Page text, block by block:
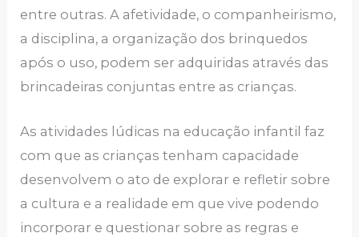
entre outras. A afetividade, o companheirismo,
a disciplina, a organização dos brinquedos
após o uso, podem ser adquiridas através das
brincadeiras conjuntas entre as crianças.
As atividades lúdicas na educação infantil faz
com que as crianças tenham capacidade
desenvolvem o ato de explorar e refletir sobre
a cultura e a realidade em que vive podendo
incorporar e questionar sobre as regras e